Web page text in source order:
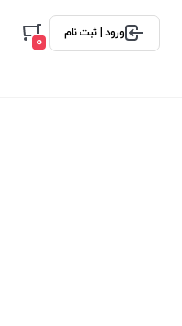
ورود | ثبت نام
0